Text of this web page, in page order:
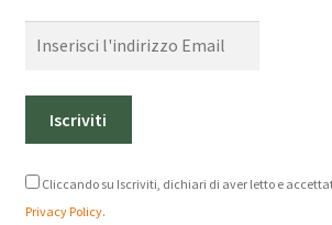
Cliccando su Iscriviti, dichiari di aver letto e
Privacy Policy.